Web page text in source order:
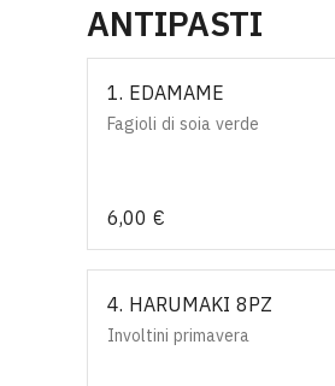
ANTIPASTI
1. EDAMAME
Fagioli di soia verde
6,00 €
4. HARUMAKI 8PZ
Involtini primavera